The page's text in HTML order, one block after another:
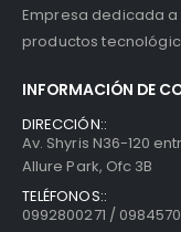
Empresa dedicada
productos
INFORMACIÓN DE
DIRECCIÓN::
Av. Shyris N36-120
Allure Park, Ofc 3B
TELÉFONOS::
0992800271 /